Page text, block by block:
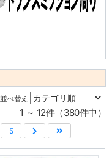
並べ替え
1 ～ 12件（380件中）
5